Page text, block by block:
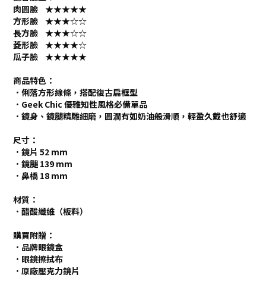
肉圓臉 ★★★★★
方形臉 ★★★☆☆
長方臉 ★★★☆☆
菱形臉 ★★★★☆
瓜子臉 ★★★★★
商品特色：
．俐落方形線條，搭配復古扁框型
．Geek Chic 優雅知性風格必備單品
．鏡身、鏡腿精雕細磨，圓潤有如奶油般滑順，輕盈久戴也舒適
尺寸：
．鏡片 52 mm
．鏡腿 139 mm
．鼻橋 18 mm
材質：
．醋酸纖維（板料）
購買附贈：
．品牌眼鏡盒
．眼鏡擦拭布
．原廠壓克力鏡片